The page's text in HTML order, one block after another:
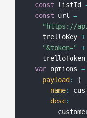
const listId
const url =
"https://
    trelloKey
+
"&token="
+
    trelloToken
var options =
payload :
{
name:
desc: